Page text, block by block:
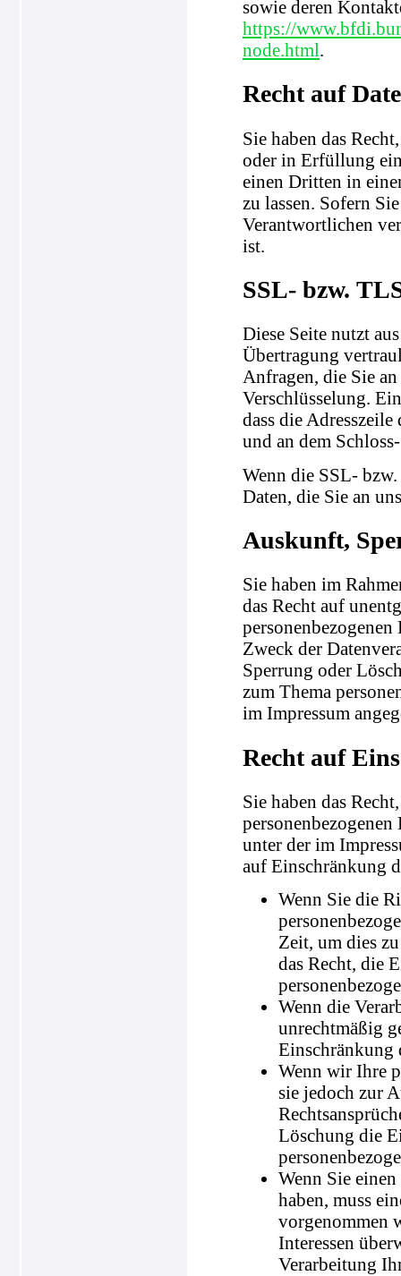
sowie deren
https://
node.html.
Recht auf
Sie haben das
oder in Erfüllung
einen Dritten in
zu lassen. Sofern
Verantwortlichen
ist.
SSL- bzw.
Diese Seite nutzt
Übertragung
Anfragen, die Sie
Verschlüsselung.
dass die
und an dem
Wenn die SSL-
Daten, die Sie an
Auskunft,
Sie haben im
das Recht auf
Zweck der
Sperrung oder
zum Thema
im Impressum
Recht auf
Sie haben das
unter der im
auf Einschränkung
Wenn Sie die
Zeit, um dies
das Recht, die
Wenn die
unrechtmäßig
Einschränkung
Wenn wir Ihre
sie jedoch zur
Löschung die
Wenn Sie
haben, muss
vorgenommen
Interessen
Verarbeitung